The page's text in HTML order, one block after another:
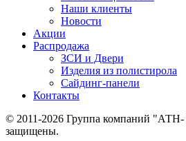
Наши клиенты
Новости
Акции
Распродажа
ЗСИ и Двери
Изделия из полистирола
Сайдинг-панели
Контакты
© 2011-2026 Группа компаний "АТН-
защищены.